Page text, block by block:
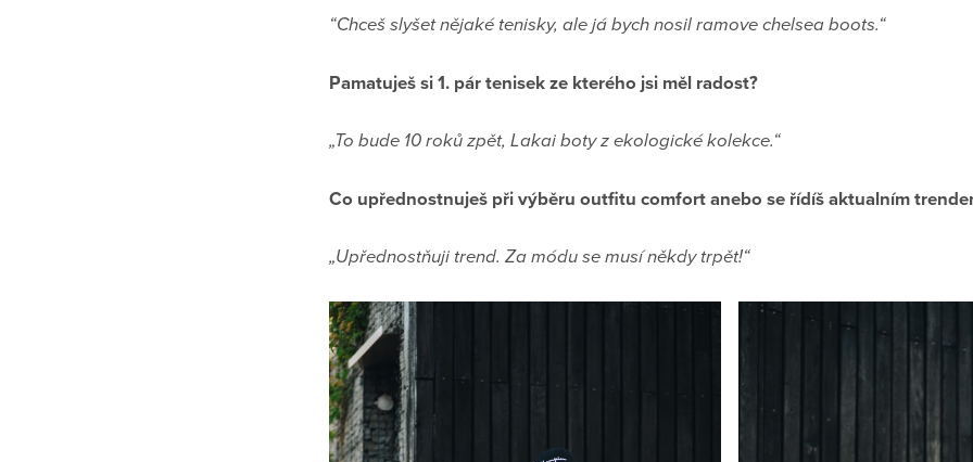
“Chceš slyšet nějaké tenisky, ale já bych nosil ramove chelsea boots.“
Pamatuješ si 1. pár tenisek ze kterého jsi měl radost?
„To bude 10 roků zpět, Lakai boty z ekologické kolekce.“
Co upřednostnuješ při výběru outfitu comfort anebo se řídíš aktualním
„Upřednostňuji trend. Za módu se musí někdy trpět!“